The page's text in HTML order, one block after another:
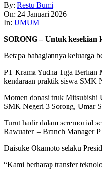
By: Restu Bumi
On: 24 Januari 2026
In: UMUM
SORONG–Untuk kesekian
Betapa bahagiannya keluarga
PT Krama Yudha Tiga Berlian
kendaraan praktik siswa SMK
Momen donasi truk Mitsubishi
SMK Negeri 3 Sorong, Umar
Turut hadir dalam seremonial
Rawuaten – Branch Manager
Daisuke Okamoto selaku
“Kami berharap transfer